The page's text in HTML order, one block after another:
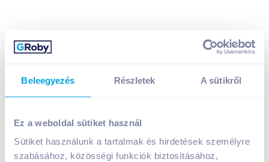
Beleegyezés Részletek A sütikről
Ez a weboldal sütiket használ
Sütiket használunk a tartalmak és hirdetések személyre
szabásához, közösségi funkciók biztosításához,
1 299Ft /
Egységár: 8 119Ft /kg
Nettó eladási ár: 1 023Ft /db(27% áfa)